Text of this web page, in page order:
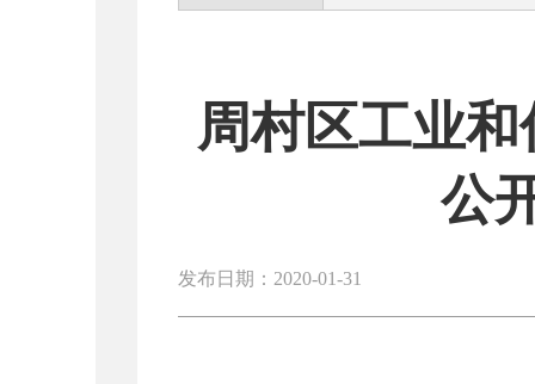
周村区工业
公
发布日期：2020-01-31